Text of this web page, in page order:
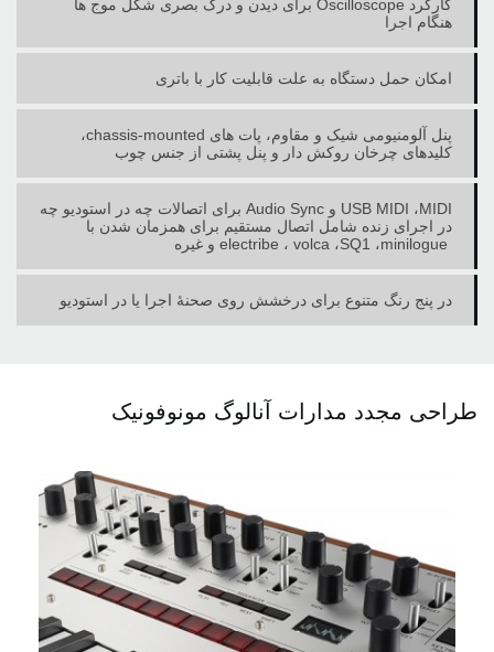
کارکرد ‏Oscilloscope‏ برای دیدن و درک بصری شکل موج ها
هنگام اجرا
امکان حمل دستگاه به علت قابلیت کار با باتری
پنل آلومنیومی شیک و مقاوم، پات های ‏chassis-mounted،
کلیدهای چرخان روکش دار و ‏پنل پشتی از جنس چوب
MIDI، ‏USB MIDI‏ و ‏Audio Sync‏ برای اتصالات چه در استودیو چه
در اجرای زنده ‏شامل اتصال مستقیم برای همزمان شدن با
در پنج رنگ متنوع برای درخشش روی صحنۀ اجرا یا در استودیو
طراحی مجدد مدارات آنالوگ مونوفونیک